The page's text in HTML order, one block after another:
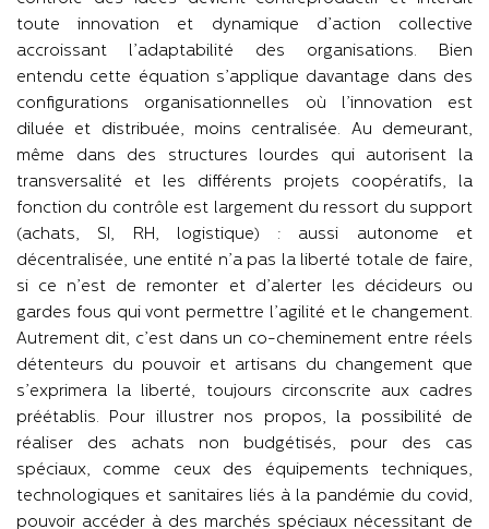
toute innovation et dynamique d’action collective
accroissant l’adaptabilité des organisations. Bien
entendu cette équation s’applique davantage dans des
configurations organisationnelles où l’innovation est
diluée et distribuée, moins centralisée. Au demeurant,
même dans des structures lourdes qui autorisent la
transversalité et les différents projets coopératifs, la
fonction du contrôle est largement du ressort du support
(achats, SI, RH, logistique) : aussi autonome et
décentralisée, une entité n’a pas la liberté totale de faire,
si ce n’est de remonter et d’alerter les décideurs ou
gardes fous qui vont permettre l’agilité et le changement.
Autrement dit, c’est dans un co-cheminement entre réels
détenteurs du pouvoir et artisans du changement que
s’exprimera la liberté, toujours circonscrite aux cadres
préétablis. Pour illustrer nos propos, la possibilité de
réaliser des achats non budgétisés, pour des cas
spéciaux, comme ceux des équipements techniques,
technologiques et sanitaires liés à la pandémie du covid,
pouvoir accéder à des marchés spéciaux nécessitant de